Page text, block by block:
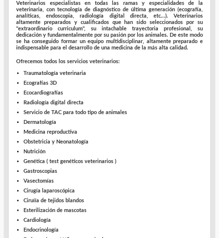
Veterinarios especialistas en todas las ramas y especialidades de la
veterinaria, con tecnología de diagnóstico de última generación (ecografía,
analíticas,endoscopia,radiología digital directa, etc...).Veterinarios
altamente preparados y cualificados que han sido seleccionados por su
"extraordinario curriculum", su intachable trayectoria profesional, su
dedicación y fundamentalmente por su pasión por los animales. De este modo
se ha conseguido formar un equipo multidisciplinar, altamente preparado e
indispensable para el desarrollo de una medicina de la más alta calidad.
Ofrecemos todos los servicios veterinarios:
Traumatología veterinaria
Ecografías 3D
Ecocardiografías
Radiología digital directa
Servicio de TAC para todo tipo de animales
Dermatología
Medicina reproductiva
Obstetricia y Neonatología
Nutrición
Genética ( test genéticos veterinarios )
Gastroscopias
Vasectomías
Cirugía laparoscópica
Ciruíía de tejidos blandos
Esterilización de mascotas
Cardiología
Endocrinología